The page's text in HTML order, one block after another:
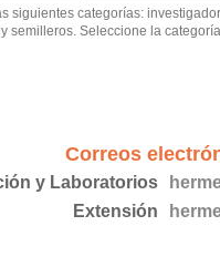
siguientes categorías:
semilleros. Seleccione la
Correos
y Laboratorios
Extensión